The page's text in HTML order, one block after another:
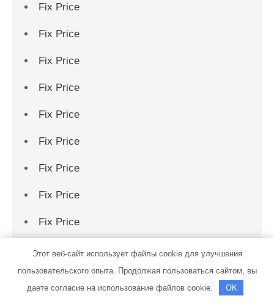
Fix Price
Fix Price
Fix Price
Fix Price
Fix Price
Fix Price
Fix Price
Fix Price
Fix Price
Fix Price
Fix Price
Этот веб-сайт использует файлы cookie для улучшения
пользовательского опыта. Продолжая пользоваться сайтом, вы
даете согласие на использование файлов cookie.
OK